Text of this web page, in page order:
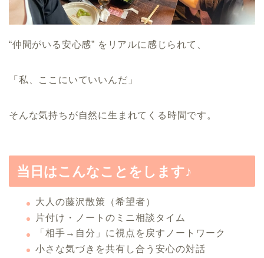
“仲間がいる安心感” をリアルに感じられて、
「私、ここにいていいんだ」
そんな気持ちが自然に生まれてくる時間です。
当日はこんなことをします♪
大人の藤沢散策（希望者）
片付け・ノートのミニ相談タイム
「相手→自分」に視点を戻すノートワーク
小さな気づきを共有し合う安心の対話